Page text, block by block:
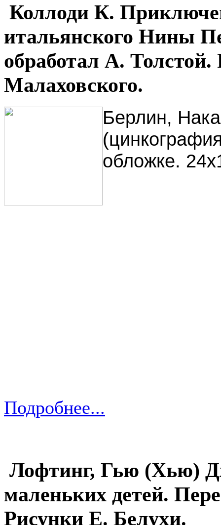
Коллоди К.
итальянского Нины
обработал А.
Малаховского.
Берлин,
обложке.
Подробнее...
Лофтинг, Гью (Хью)
маленьких детей.
Рисунки Е. Белухи.